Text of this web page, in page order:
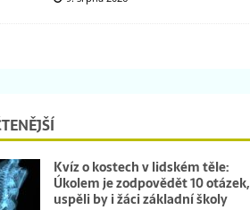
Kvíz o kostech v lidském těle:
Úkolem je zodpovědět 10 otázek,
uspěli by i žáci základní školy